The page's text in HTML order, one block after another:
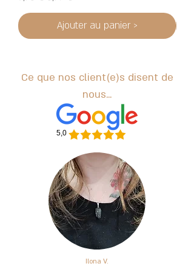
Ajouter au panier >
Ce que nos client(e)s disent de
nous...
5,0
Ilona V.